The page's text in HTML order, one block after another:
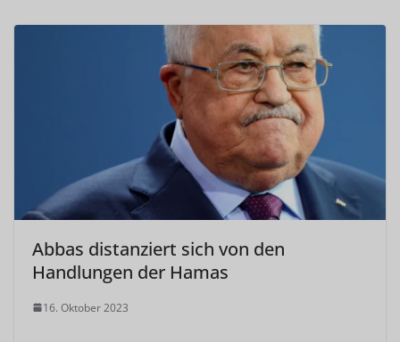
Abbas distanziert sich von den
Handlungen der Hamas
16. Oktober 2023